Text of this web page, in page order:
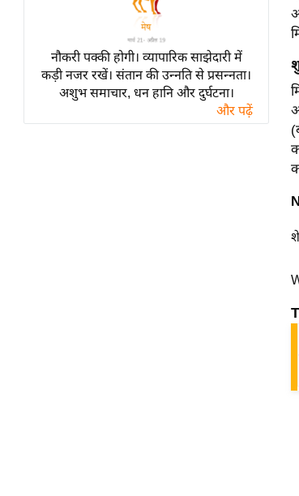
त्योहार
राशिफल
विशेष
विश्लेषण
नौकरी पक्की होगी। व्यापारिक साझेदारी में
कड़ी नजर रखें। संतान की उन्नति से प्रसन्नता।
अशुभ समाचार, धन हानि और दुर्घटना।
और पढ़ें